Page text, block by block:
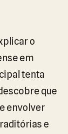
o
em
tenta
que
envolver
e